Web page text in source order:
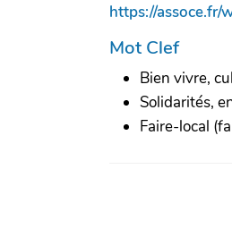
https://assoce.fr/
Mot Clef
Bien vivre,
Solidarités,
Faire-local